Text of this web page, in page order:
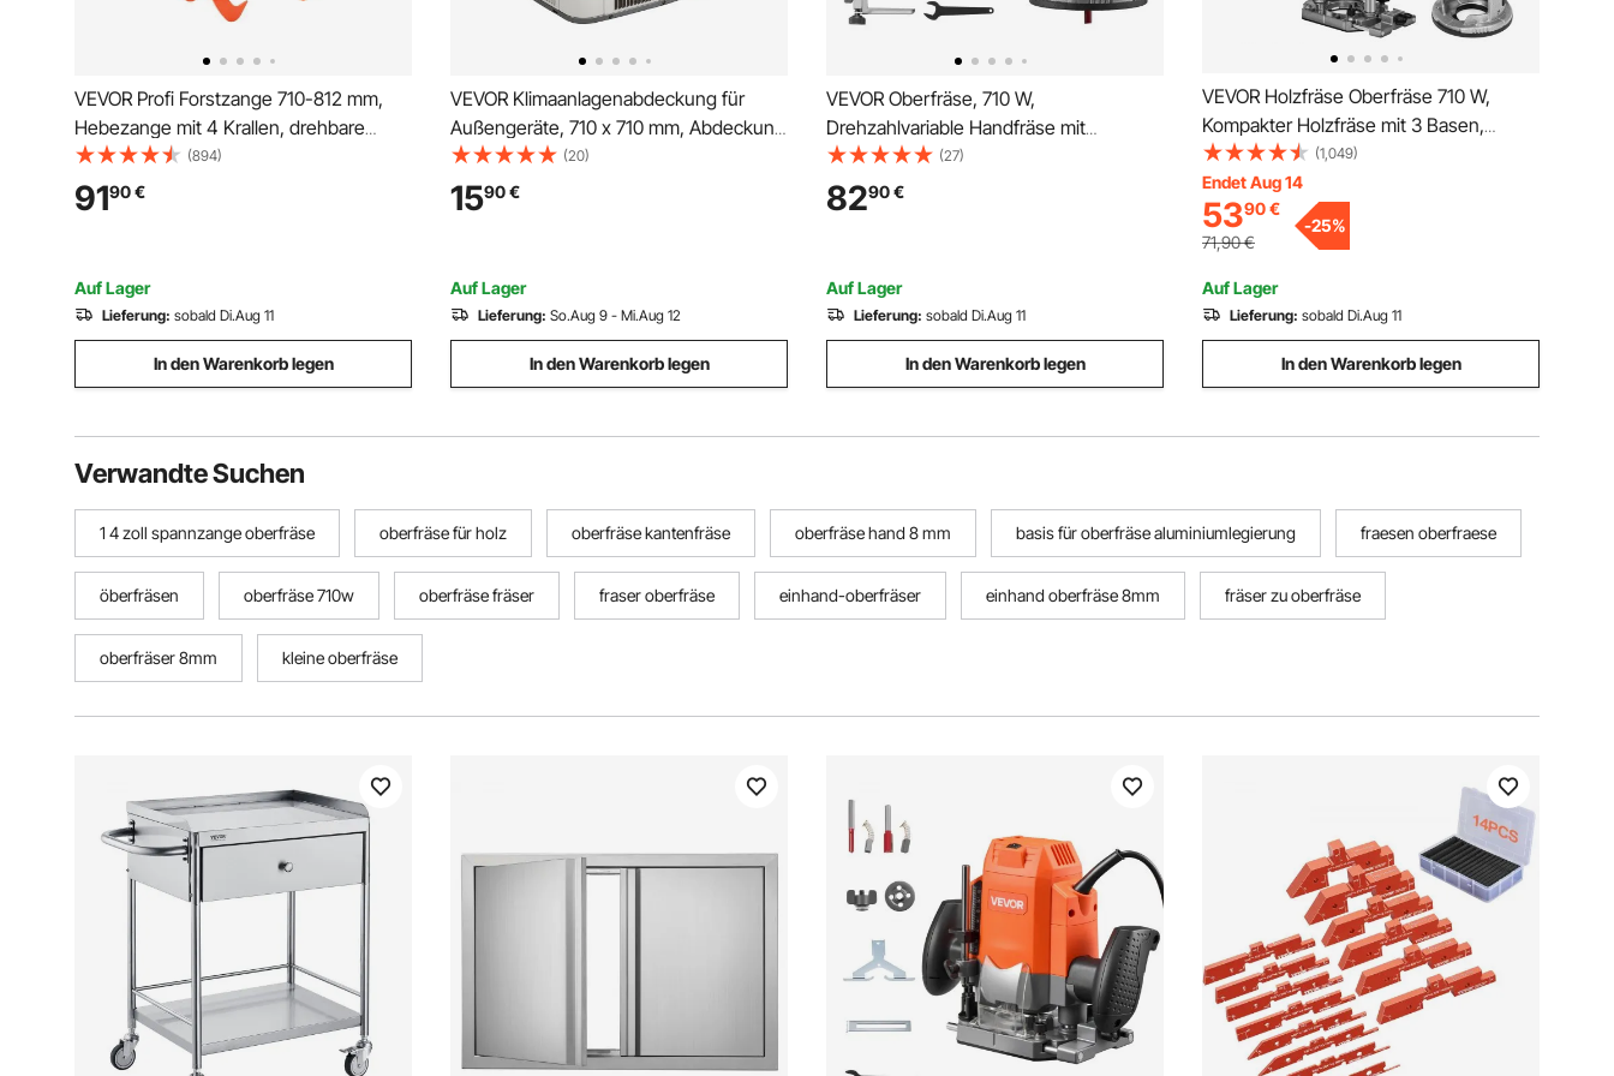
VEVOR Profi Forstzange 710-812 mm,
Hebezange mit 4 Krallen, drehbare
Holzzange aus Stahl, Tragfähigkeit 1000
kg, gezahntes Klauendesign,
Holzgreifer, Schleppzange, Hakenzange
(894)
9190€
Auf Lager
Lieferung: sobald Di.Aug 11
In den Warenkorb legen
VEVOR Klimaanlagenabdeckung für
Außengeräte, 710 x 710 mm, Abdeckung
für Klimaanlagen, 100 %
Polyestergewebe, Schutzabdeckung,
regenfest, für den Außenbereich, alle
(20)
1590€
Auf Lager
Lieferung: So.Aug 9 - Mi.Aug 12
In den Warenkorb legen
VEVOR Oberfräse, 710 W,
Drehzahlvariable Handfräse mit
Sanftanlauf, Kantenfräse mit Festem,
Tauch- & Neigbarem Sockel,
Parallelanschlag, Holzbearbeitung,
(27)
8290€
Auf Lager
Lieferung: sobald Di.Aug 11
In den Warenkorb legen
VEVOR Holzfräse Oberfräse 710 W,
Kompakter Holzfräse mit 3 Basen,
10000-30000 U/min Kantenfräse, 1/4" &
3/8" Multifunktionsfräse mit
Neigungsbasis Tauchbasis,
Laminiergerät für Holzverarbeitung
(1,049)
Endet Aug 14
5390€
71,90€
-25%
Auf Lager
Lieferung: sobald Di.Aug 11
In den Warenkorb legen
Verwandte Suchen
1 4 zoll spannzange oberfräse oberfräse für holz oberfräse kantenfräse oberfräse hand 8 mm basis für oberfräse aluminiumlegierung fraesen oberfraese
öberfräsen oberfräse 710w oberfräse fräser fraser oberfräse einhand-oberfräser einhand oberfräse 8mm fräser zu oberfräse
oberfräser 8mm kleine oberfräse